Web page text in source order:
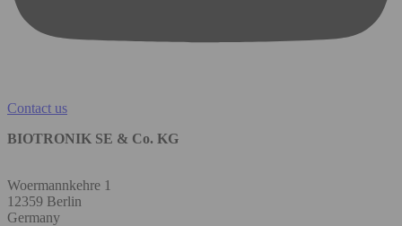
Contact us
BIOTRONIK SE & Co. KG
Woermannkehre 1
12359 Berlin
Germany